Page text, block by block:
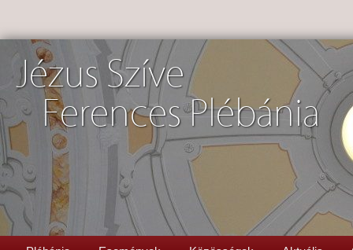
Jézus Szíve
Ferences Plébánia